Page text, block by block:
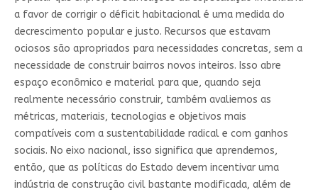
a favor de corrigir o déficit habitacional é uma medida do
decrescimento popular e justo. Recursos que estavam
ociosos são apropriados para necessidades concretas, sem a
necessidade de construir bairros novos inteiros. Isso abre
espaço econômico e material para que, quando seja
realmente necessário construir, também avaliemos as
métricas, materiais, tecnologias e objetivos mais
compatíveis com a sustentabilidade radical e com ganhos
sociais. No eixo nacional, isso significa que aprendemos,
então, que as políticas do Estado devem incentivar uma
indústria de construção civil bastante modificada, além de